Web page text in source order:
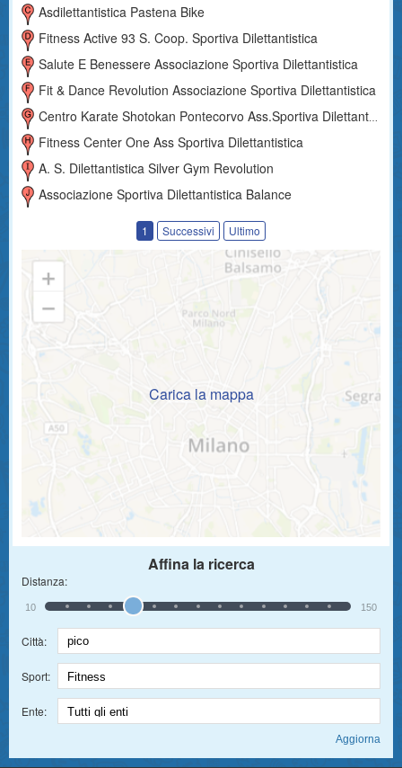
Asdilettantistica Pastena Bike
Fitness Active 93 S. Coop. Sportiva Dilettantistica
Salute E Benessere Associazione Sportiva Dilettantistica
Fit & Dance Revolution Associazione Sportiva Dilettantistica
Centro Karate Shotokan Pontecorvo Ass.sportiva Dilettantistica
Fitness Center One Ass Sportiva Dilettantistica
A. S. Dilettantistica Silver Gym Revolution
Associazione Sportiva Dilettantistica Balance
1 Successivi Ultimo
Carica la mappa
Affina la ricerca
Distanza:
10 150
Città:
Sport:
Ente: